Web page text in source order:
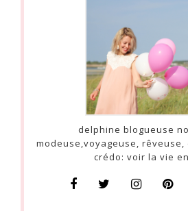
delphine blogueuse
modeuse,voyageuse, rêveuse,
crédo: voir la vie